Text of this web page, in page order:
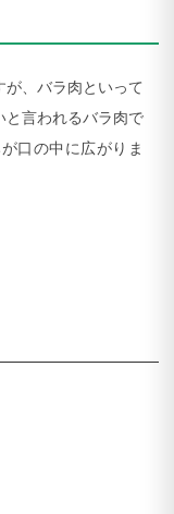
、バラ肉といって
と言われるバラ肉で
口の中に広がりま